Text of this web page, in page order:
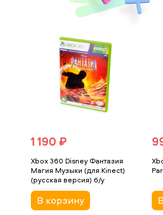
1 190 ₽
Xbox 360 Disney Фантазия
Магия Музыки (для Kinect)
(русская версия) б/у
В корзину